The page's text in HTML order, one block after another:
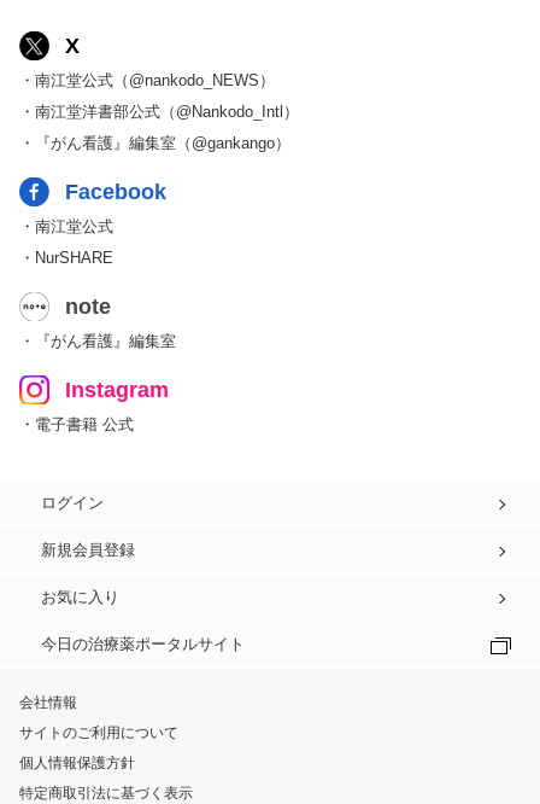
X
・南江堂公式（@nankodo_NEWS）
・南江堂洋書部公式（@Nankodo_Intl）
・『がん看護』編集室（@gankango）
Facebook
・南江堂公式
・NurSHARE
note
・『がん看護』編集室
Instagram
・電子書籍 公式
ログイン
新規会員登録
お気に入り
今日の治療薬ポータルサイト
会社情報
サイトのご利用について
個人情報保護方針
特定商取引法に基づく表示